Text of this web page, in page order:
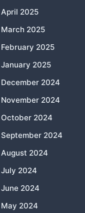
April 2025
March 2025
February 2025
January 2025
December 2024
November 2024
October 2024
September 2024
August 2024
July 2024
June 2024
May 2024